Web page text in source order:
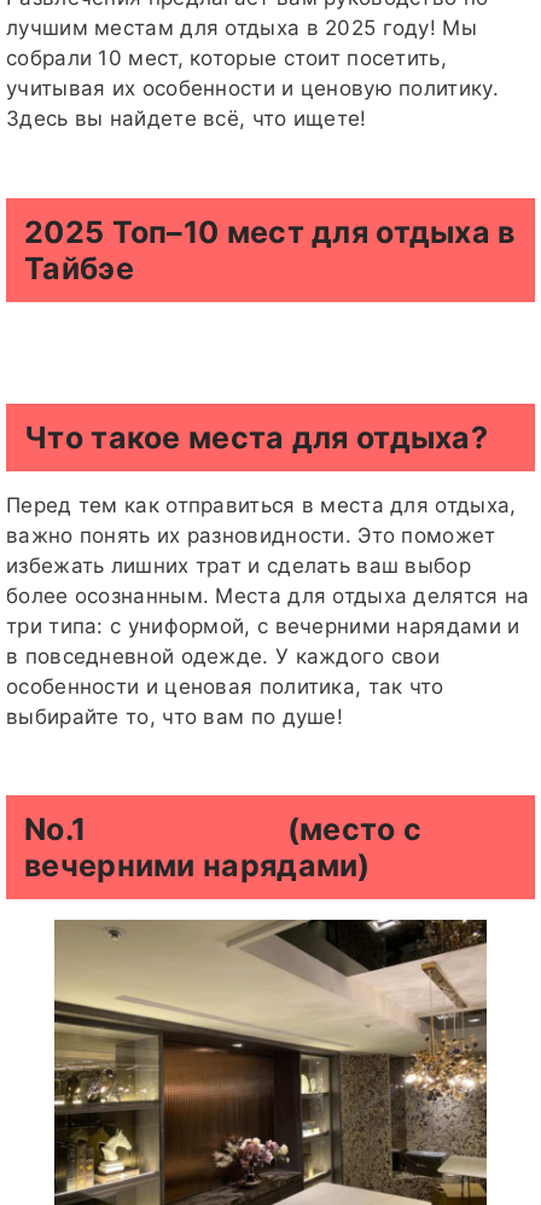
лучшим местам для отдыха в 2025 году! Мы
собрали 10 мест, которые стоит посетить,
учитывая их особенности и ценовую политику.
Здесь вы найдете всё, что ищете!
2025 Топ–10 мест для отдыха в
Тайбэе
Что такое места для отдыха?
Перед тем как отправиться в места для отдыха,
важно понять их разновидности. Это поможет
избежать лишних трат и сделать ваш выбор
более осознанным. Места для отдыха делятся на
три типа: с униформой, с вечерними нарядами и
в повседневной одежде. У каждого свои
особенности и ценовая политика, так что
выбирайте то, что вам по душе!
No.1
(место с
вечерними нарядами)